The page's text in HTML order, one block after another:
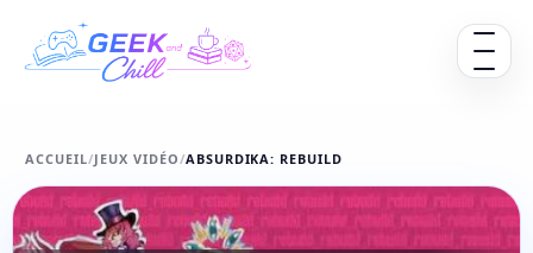
Ouvrir
ACCUEIL/JEUX VIDÉO/ABSURDIKA: REBUILD